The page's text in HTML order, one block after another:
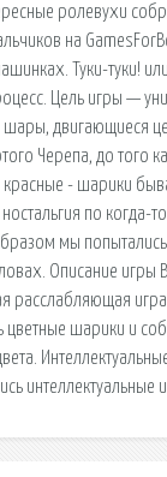
ролевухи
на
Туки-туки!
Цель игры —
шары, двигающиеся
Черепа, до того
красные - шарики
по когда-
мы попытались
Описание игры
расслабляющая
цветные шарики и
интеллектуальные